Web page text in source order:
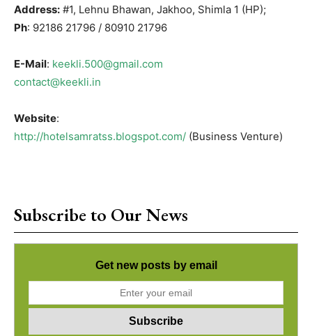
Address: #1, Lehnu Bhawan, Jakhoo, Shimla 1 (HP);
Ph: 92186 21796 / 80910 21796
E-Mail: keekli.500@gmail.com
contact@keekli.in
Website:
http://hotelsamratss.blogspot.com/ (Business Venture)
Subscribe to Our News
Get new posts by email